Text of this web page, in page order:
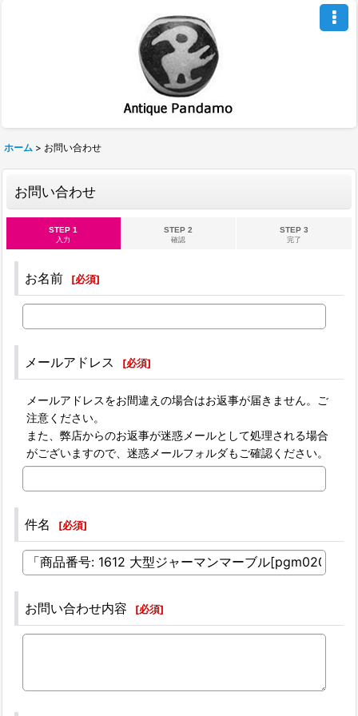
ホーム > お問い合わせ
お問い合わせ
STEP 1
入力
STEP 2
確認
STEP 3
完了
お名前 [必須]
メールアドレス [必須]
メールアドレスをお間違えの場合はお返事が届きません。ご
注意ください。
また、弊店からのお返事が迷惑メールとして処理される場合
がございますので、迷惑メールフォルダもご確認ください。
件名 [必須]
お問い合わせ内容 [必須]